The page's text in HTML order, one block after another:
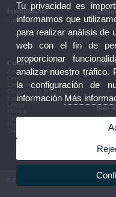
Institucional
Institucional
Cultura
Artes escénicas
Conferencias y debates
Congresos y jornadas
Exposiciones
Patrimonio
Sala
Notas
© 2026 UV. - Av. Blasco Ibáñez, 13.
Tu privacidad es
informamos que
para realizar análisis de
web con el fin de
proporcionar
analizar nuestro tráfico.
la configuración de
información Más